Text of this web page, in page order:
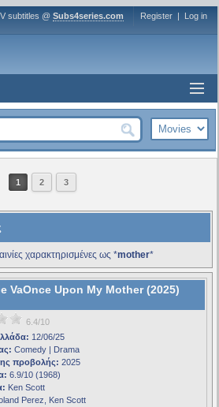
subtitles @ Subs4series.com Register | Log in
1 2 3
χαρακτηρισμένες ως *mother*
VaOnce Upon My Mother (2025)
6.4/10
12/06/25
Comedy | Drama
προβολής: 2025
6.9/10 (1968)
Ken Scott
Perez, Ken Scott